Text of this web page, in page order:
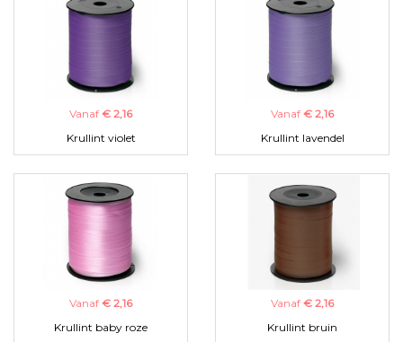
Vanaf € 2,16
Krullint violet
Vanaf € 2,16
Krullint lavendel
Vanaf € 2,16
Krullint baby roze
Vanaf € 2,16
Krullint bruin